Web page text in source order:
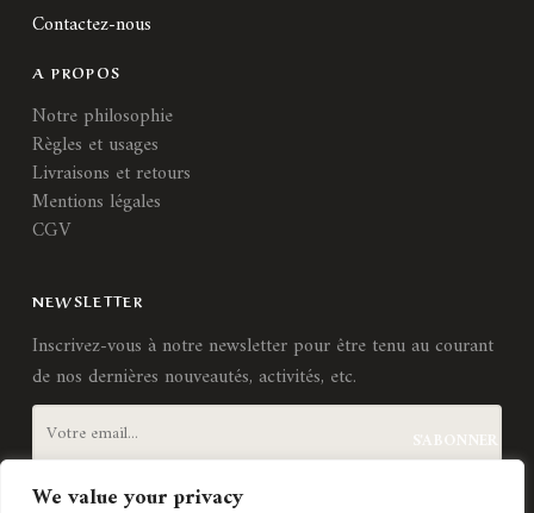
We value your privacy
Contactez-nous
A PROPOS
Notre philosophie
Règles et usages
Livraisons et retours
Mentions légales
CGV
NEWSLETTER
Inscrivez-vous à notre newsletter pour être tenu au courant
de nos dernières nouveautés, activités, etc.